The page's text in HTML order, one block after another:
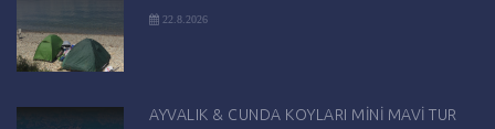
22.8.2026
AYVALIK & CUNDA KOYLARI MİNİ MAVİ TUR